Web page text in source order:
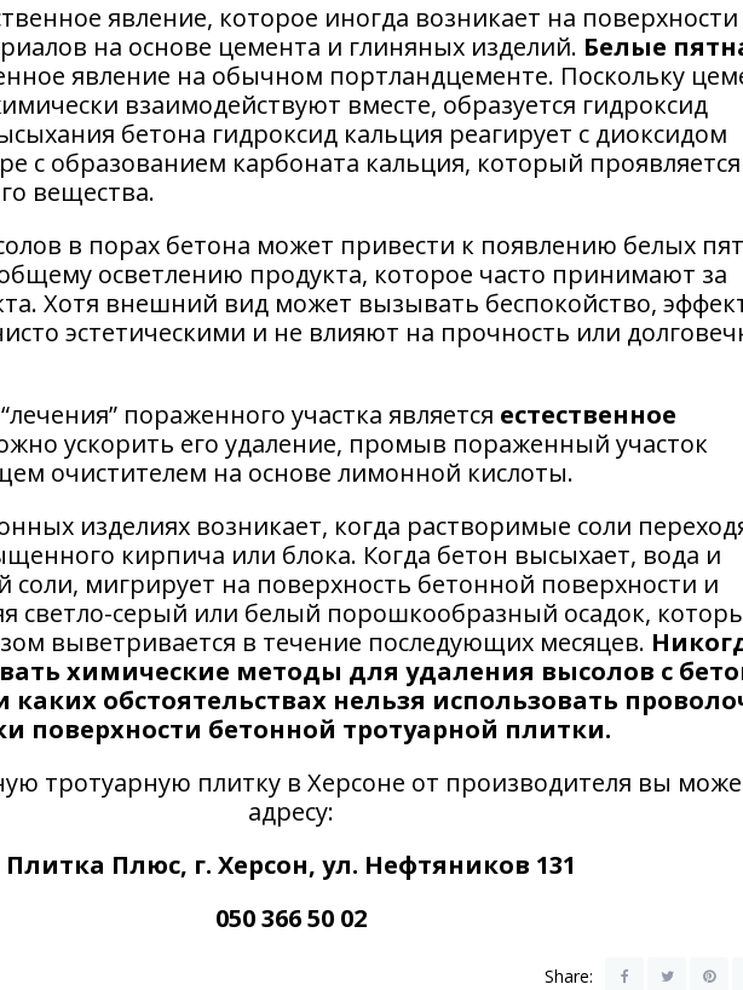
явление, которое иногда возникает на поверхности
на основе цемента и глиняных изделий. Белые
явление на обычном портландцементе. Поскольку
взаимодействуют вместе, образуется гидроксид
бетона гидроксид кальция реагирует с диоксидом
с образованием карбоната кальция, который
вещества.
в порах бетона может привести к появлению белых
осветлению продукта, которое часто принимают за
Хотя внешний вид может вызывать беспокойство,
эстетическими и не влияют на прочность или
пораженного участка является естественное
ускорить его удаление, промыв пораженный участок
очистителем на основе лимонной кислоты.
изделиях возникает, когда растворимые соли
кирпича или блока. Когда бетон высыхает, вода и
соли, мигрирует на поверхность бетонной поверхности и
светло-серый или белый порошкообразный осадок,
выветривается в течение последующих месяцев.
химические методы для удаления высолов с
обстоятельствах нельзя использовать
поверхности бетонной тротуарной плитки.
тротуарную плитку в Херсоне от производителя вы
адресу:
Плитка Плюс, г. Херсон, ул. Нефтяников 131
050 366 50 02
Share: